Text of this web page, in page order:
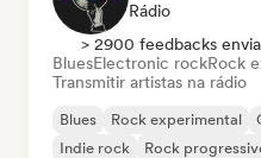
Rádio
> 2900 feedbacks
BluesElectronic rockRock
Transmitir artistas na rádio
Blues Rock experimental
Indie rock
Rock